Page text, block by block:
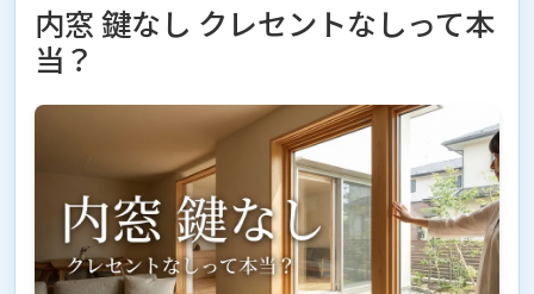
内窓 鍵なし クレセントなしって本
当？